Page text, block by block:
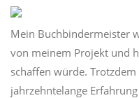
Mein Buchbindermeister
von meinem Projekt und
schaffen würde.
jahrzehntelange